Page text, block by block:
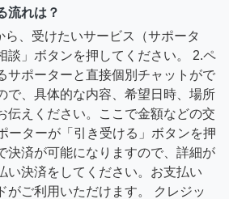
流れは？
ら、受けたいサービス（サポータ
談」ボタンを押してください。 2.ペ
サポーターと直接個別チャットがで
で、具体的な内容、希望日時、場所
伝えください。ここで金額などの交
ーターが「引き受ける」ボタンを押
決済が可能になりますので、詳細が
い決済をしてください。お支払い
がご利用いただけます。 クレジッ